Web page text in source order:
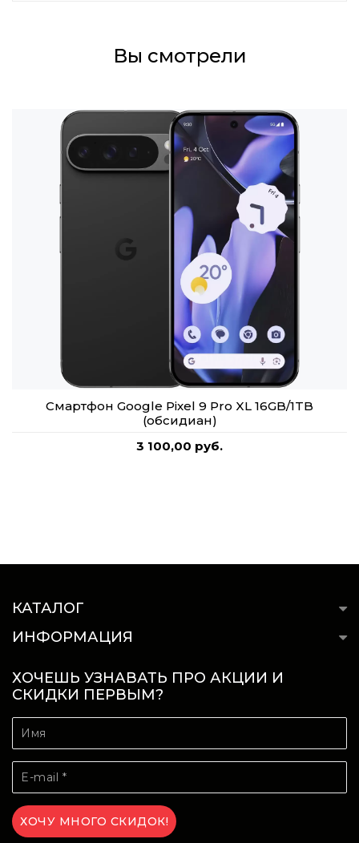
Вы смотрели
Смартфон Google Pixel 9 Pro XL 16GB/1TB
(обсидиан)
3 100,00 руб.
КАТАЛОГ
ИНФОРМАЦИЯ
ХОЧЕШЬ УЗНАВАТЬ ПРО АКЦИИ И
СКИДКИ ПЕРВЫМ?